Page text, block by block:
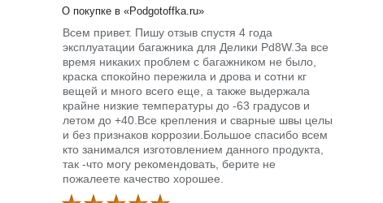
О покупке в «Podgotoffka.ru»
Всем привет. Пишу отзыв спустя 4 года
эксплуатации багажника для Делики Pd8W.За все
время никаких проблем с багажником не было,
краска спокойно пережила и дрова и сотни кг
вещей и много всего еще, а также выдержала
крайне низкие температуры до -63 градусов и
летом до +40.Все крепления и сварные швы целы
и без признаков коррозии.Большое спасибо всем
кто занимался изготовлением данного продукта,
так -что могу рекомендовать, берите не
пожалеете качество хорошее.